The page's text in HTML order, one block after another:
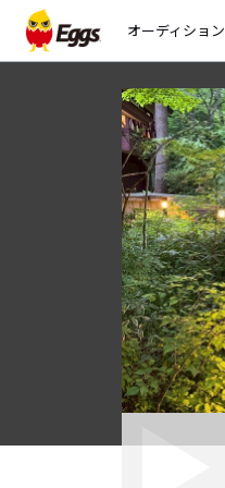
オーディション